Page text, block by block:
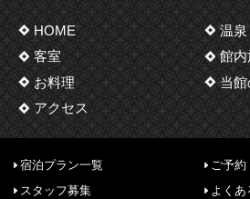
HOME
温泉
客室
館
お料理
当館
アクセス
宿泊プラン一覧
ご予約
スタッフ募集
よくあ